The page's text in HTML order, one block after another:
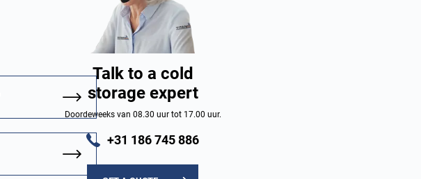
Talk to a cold
storage expert
Doordeweeks van 08.30 uur tot 17.00 uur.
+31 186 745 886